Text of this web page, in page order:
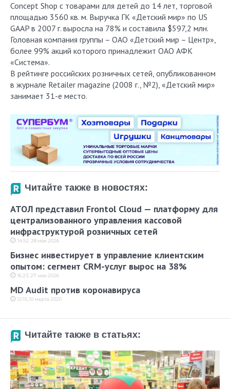
Concept Shop с товарами для детей до 14 лет, торговой
площадью 3560 кв. м. Выручка ГК «Детский мир» по US
GAAP в 2007 г. выросла на 78% и составила $597,2 млн.
Головная компания группы – ОАО «Детский мир – Центр»,
более 99% акций которого принадлежит ОАО АФК
«Система».
В рейтинге российских розничных сетей, опубликованном
в журнале Retailer magazine (2008 г., №2), «Детский мир»
занимает 31-е место.
Читайте также в новостях:
АТОЛ представил Frontol Cloud — платформу для
централизованного управления кассовой
инфраструктурой розничных сетей
14:52, 28 мая 2026
Бизнес инвестирует в управление клиентским
опытом: сегмент CRM-услуг вырос на 38%
16:23, 27 мая 2026
MD Audit против коронавируса
12:15, 10 марта 2020
Читайте также в статьях: